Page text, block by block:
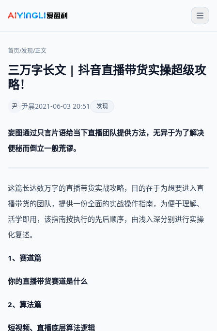
首页/发现/正文
三万字长文 | 抖音直播带货实操超级攻
略！
尹 尹晨2021-06-03 20:51 发现
妄图通过只言片语给当下直播团队提供方法，无异于为了解决
便秘而倒立一般荒谬。
这篇长达数万字的直播带货实战攻略，目的在于为想要进入直
播带货的团队，提供一份全面的实战操作指南，为便于理解、
活学即用，该指南按执行的先后顺序，由浅入深分别进行实操
化复述。
1、赛道篇
你的直播带货赛道是什么
2、算法篇
短视频、直播底层算法逻辑